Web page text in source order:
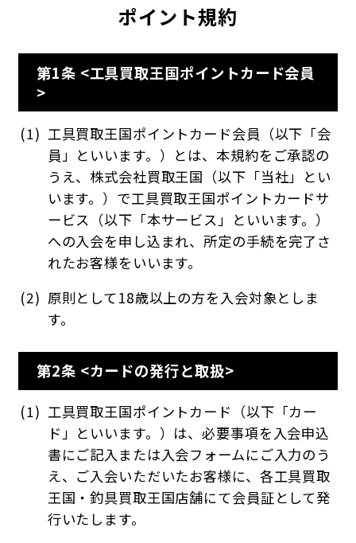
ポイント規約
第1条 <工具買取王国ポイントカード会員
>
工具買取王国ポイントカード会員（以下「会
員」といいます。）とは、本規約をご承認の
うえ、株式会社買取王国（以下「当社」とい
います。）で工具買取王国ポイントカードサ
ービス（以下「本サービス」といいます。）
への入会を申し込まれ、所定の手続を完了さ
れたお客様をいいます。
原則として18歳以上の方を入会対象としま
す。
第2条 <カードの発行と取扱>
工具買取王国ポイントカード（以下「カー
ド」といいます。）は、必要事項を入会申込
書にご記入または入会フォームにご入力のう
え、ご入会いただいたお客様に、各工具買取
王国・釣具買取王国店舗にて会員証として発
行いたします。